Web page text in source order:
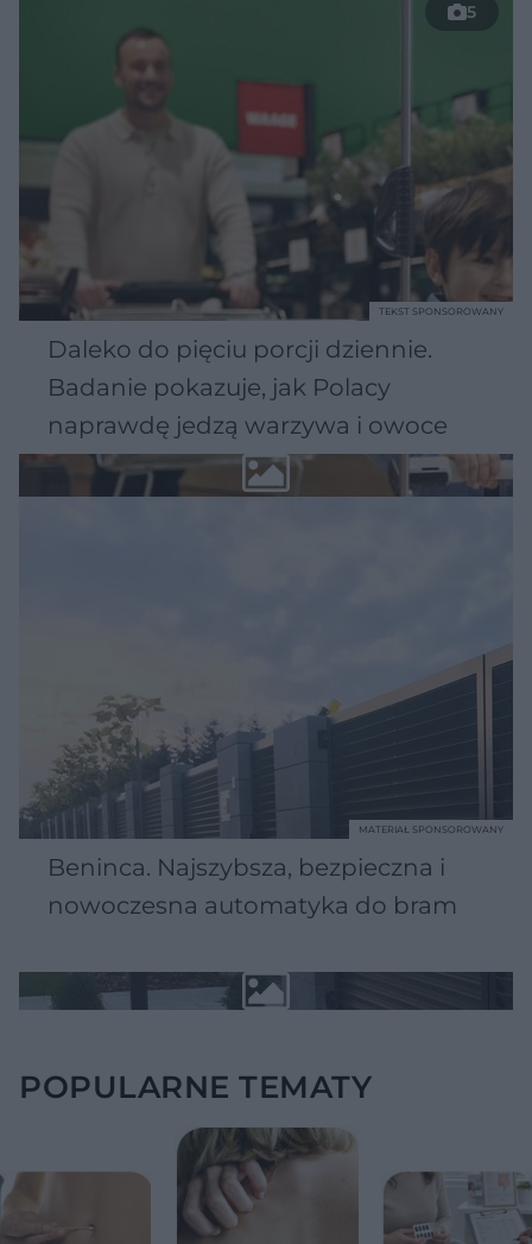
5
Daleko do pięciu porcji dziennie.
Badanie pokazuje, jak Polacy
naprawdę jedzą warzywa i owoce
TEKST SPONSOROWANY
Beninca. Najszybsza, bezpieczna i
nowoczesna automatyka do bram
MATERIAŁ SPONSOROWANY
POPULARNE TEMATY